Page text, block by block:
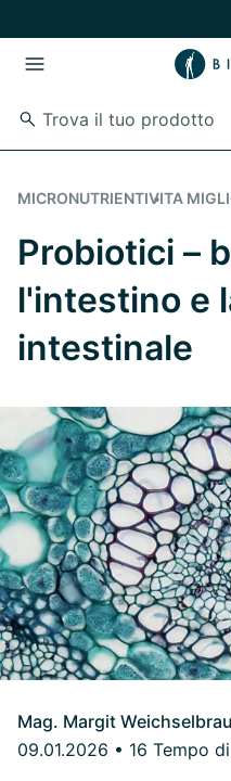
MICRONUTRIENTIVITA
Probiotici –
l'intestino e
intestinale
Mag. Margit
09.01.2026 • 16 Tempo